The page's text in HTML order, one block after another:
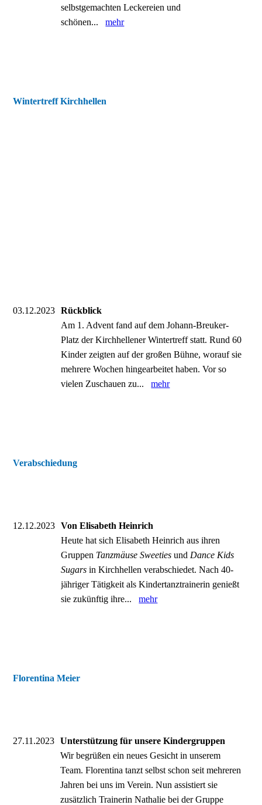
selbstgemachten Leckereien und
schönen...mehr
Wintertreff Kirchhellen
03.12.2023
Rückblick
Am 1. Advent fand auf dem Johann-Breuker-
Platz der Kirchhellener Wintertreff statt. Rund 60
Kinder zeigten auf der großen Bühne, worauf sie
mehrere Wochen hingearbeitet haben. Vor so
vielen Zuschauen zu...mehr
Verabschiedung
12.12.2023
Von Elisabeth Heinrich
Heute hat sich Elisabeth Heinrich aus ihren
Gruppen Tanzmäuse Sweeties und Dance Kids
Sugars in Kirchhellen verabschiedet. Nach 40-
jähriger Tätigkeit als Kindertanztrainerin genießt
sie zukünftig ihre...mehr
Florentina Meier
27.11.2023
Unterstützung für unsere Kindergruppen
Wir begrüßen ein neues Gesicht in unserem
Team. Florentina tanzt selbst schon seit mehreren
Jahren bei uns im Verein. Nun assistiert sie
zusätzlich Trainerin Nathalie bei der Gruppe